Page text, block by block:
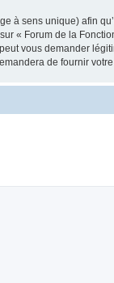
à sens unique) afin
« Forum de la
vous demander
de fournir